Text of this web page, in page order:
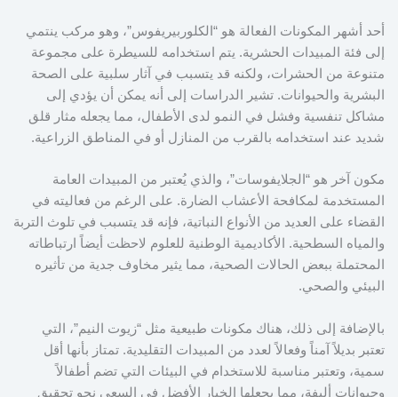
أحد أشهر المكونات الفعالة هو “الكلوربيريفوس”، وهو مركب ينتمي
إلى فئة المبيدات الحشرية. يتم استخدامه للسيطرة على مجموعة
متنوعة من الحشرات، ولكنه قد يتسبب في آثار سلبية على الصحة
البشرية والحيوانات. تشير الدراسات إلى أنه يمكن أن يؤدي إلى
مشاكل تنفسية وفشل في النمو لدى الأطفال، مما يجعله مثار قلق
شديد عند استخدامه بالقرب من المنازل أو في المناطق الزراعية.
مكون آخر هو “الجلايفوسات”، والذي يُعتبر من المبيدات العامة
المستخدمة لمكافحة الأعشاب الضارة. على الرغم من فعاليته في
القضاء على العديد من الأنواع النباتية، فإنه قد يتسبب في تلوث التربة
والمياه السطحية. الأكاديمية الوطنية للعلوم لاحظت أيضاً ارتباطاته
المحتملة ببعض الحالات الصحية، مما يثير مخاوف جدية من تأثيره
البيئي والصحي.
بالإضافة إلى ذلك، هناك مكونات طبيعية مثل “زيوت النيم”، التي
تعتبر بديلاً آمناً وفعالاً لعدد من المبيدات التقليدية. تمتاز بأنها أقل
سمية، وتعتبر مناسبة للاستخدام في البيئات التي تضم أطفالاً
وحيوانات أليفة، مما يجعلها الخيار الأفضل في السعي نحو تحقيق